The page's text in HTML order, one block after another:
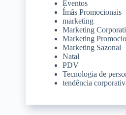
Eventos
Ímãs Promocionais
marketing
Marketing
Marketing
Marketing Sazonal
Natal
PDV
Tecnologia de
tendência